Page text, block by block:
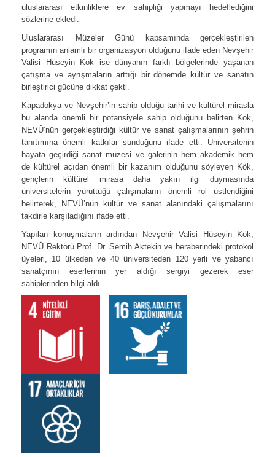
uluslararası etkinliklere ev sahipliği yapmayı hedeflediğini
sözlerine ekledi.
Uluslararası Müzeler Günü kapsamında gerçekleştirilen
programın anlamlı bir organizasyon olduğunu ifade eden Nevşehir
Valisi Hüseyin Kök ise dünyanın farklı bölgelerinde yaşanan
çatışma ve ayrışmaların arttığı bir dönemde kültür ve sanatın
birleştirici gücüne dikkat çekti.
Kapadokya ve Nevşehir’in sahip olduğu tarihi ve kültürel mirasla
bu alanda önemli bir potansiyele sahip olduğunu belirten Kök,
NEVÜ’nün gerçekleştirdiği kültür ve sanat çalışmalarının şehrin
tanıtımına önemli katkılar sunduğunu ifade etti. Üniversitenin
hayata geçirdiği sanat müzesi ve galerinin hem akademik hem
de kültürel açıdan önemli bir kazanım olduğunu söyleyen Kök,
gençlerin kültürel mirasa daha yakın ilgi duymasında
üniversitelerin yürüttüğü çalışmaların önemli rol üstlendiğini
belirterek, NEVÜ’nün kültür ve sanat alanındaki çalışmalarını
takdirle karşıladığını ifade etti.
Yapılan konuşmaların ardından Nevşehir Valisi Hüseyin Kök,
NEVÜ Rektörü Prof. Dr. Semih Aktekin ve beraberindeki protokol
üyeleri, 10 ülkeden ve 40 üniversiteden 120 yerli ve yabancı
sanatçının eserlerinin yer aldığı sergiyi gezerek eser
sahiplerinden bilgi aldı.